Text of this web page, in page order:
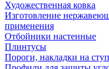
Художественная ковка
Изготовление
применения
Отбойники настенные
Плинтусы
Пороги, накладки на